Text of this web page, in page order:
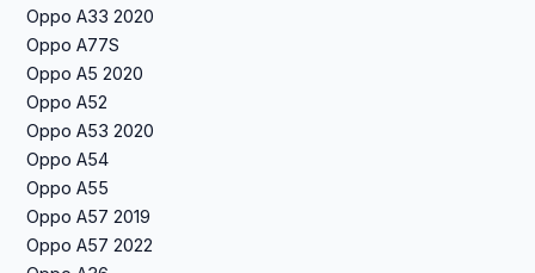
Oppo A33 2020
Oppo A77S
Oppo A5 2020
Oppo A52
Oppo A53 2020
Oppo A54
Oppo A55
Oppo A57 2019
Oppo A57 2022